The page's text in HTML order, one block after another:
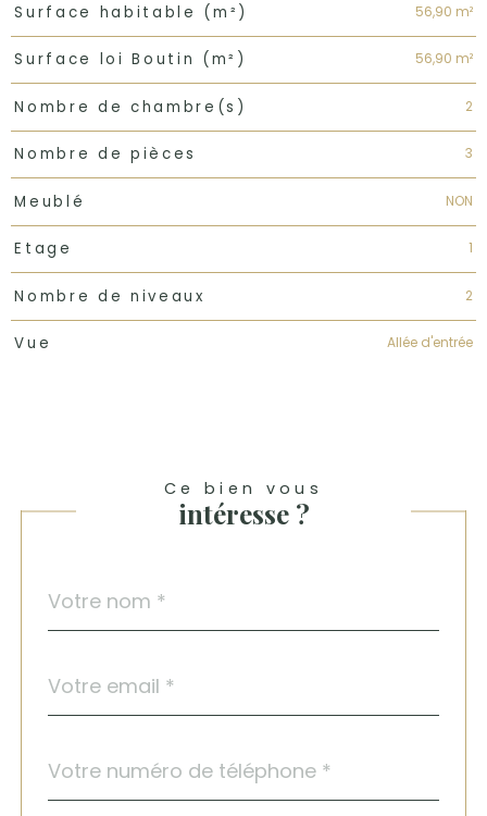
Surface habitable (m²) 56,90 m²
Surface loi Boutin (m²) 56,90 m²
Nombre de chambre(s) 2
Nombre de pièces 3
Meublé NON
Etage 1
Nombre de niveaux 2
Vue Allée d'entrée
Ce bien vous
intéresse ?
par
*
*
*